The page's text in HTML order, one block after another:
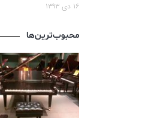
۱۶ دی ۱۳۹۳
محبوب‌ترین‌ها